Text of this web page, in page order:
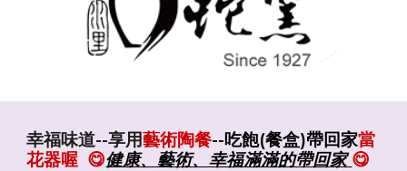
幸福味道--享用藝術陶餐--吃飽(餐盒)帶回家當
花器喔 😋健康、藝術、幸福滿滿的帶回家😋